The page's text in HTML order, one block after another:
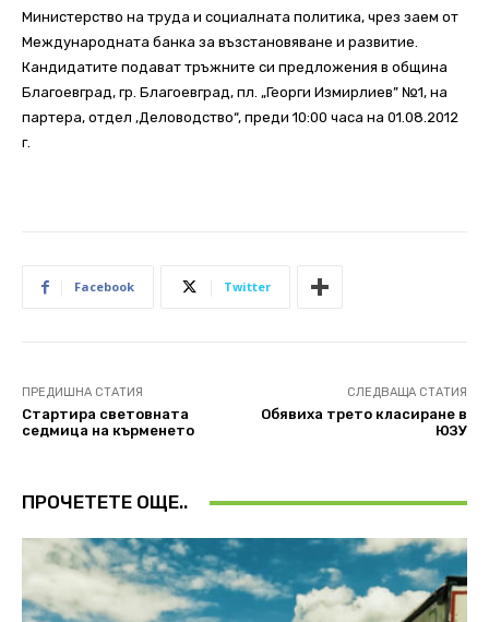
Министерство на труда и социалната политика, чрез заем от
Международната банка за възстановяване и развитие.
Кандидатите подават тръжните си предложения в община
Благоевград, гр. Благоевград, пл. „Георги Измирлиев” №1, на
партера, отдел ‚Деловодство“, преди 10:00 часа на 01.08.2012
г.
Facebook Twitter
ПРЕДИШНА СТАТИЯ
Стартира световната
седмица на кърменето
СЛЕДВАЩА СТАТИЯ
Обявиха трето класиране в
ЮЗУ
ПРОЧЕТЕТЕ ОЩЕ..